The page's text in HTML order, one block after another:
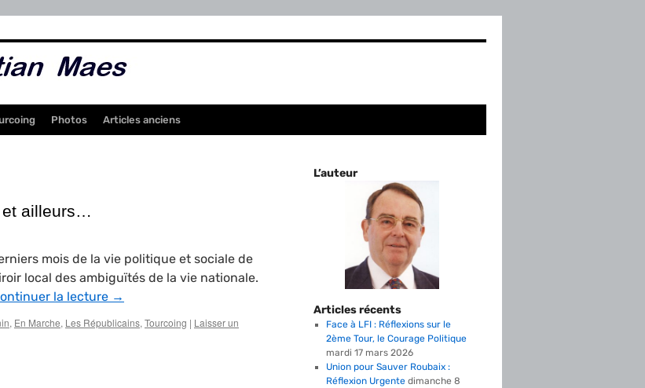
Photos Articles anciens
et ailleurs…
mois de la vie politique et sociale de
local des ambiguïtés de la vie nationale.
la lecture →
, En Marche, Les Républicains, Tourcoing | Laisser un
L’auteur
Articles récents
Face à LFI : Réflexions sur le
2ème Tour, le Courage Politique
mardi 17 mars 2026
Union pour Sauver Roubaix :
Réflexion Urgente dimanche 8